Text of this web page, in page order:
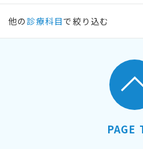
他の 診療科目で絞り込む
PAGE